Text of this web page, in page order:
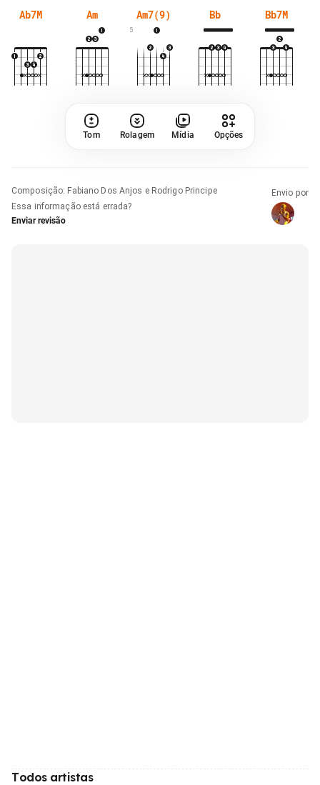
Ab7M Am Am7(9)
5
Bb Bb7M
Tom Rolagem Mídia Opções
Composição: Fabiano Dos Anjos e Rodrigo Principe
Essa informação está errada?
Enviar revisão
Envio por
Todos artistas